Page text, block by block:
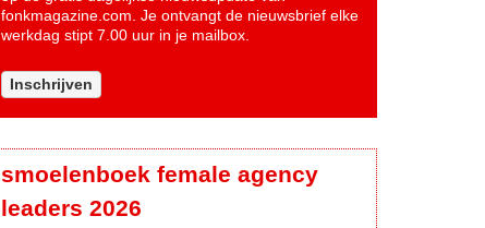
fonkmagazine.com. Je ontvangt de nieuwsbrief elke
werkdag stipt 7.00 uur in je mailbox.
Inschrijven
smoelenboek female agency
leaders 2026